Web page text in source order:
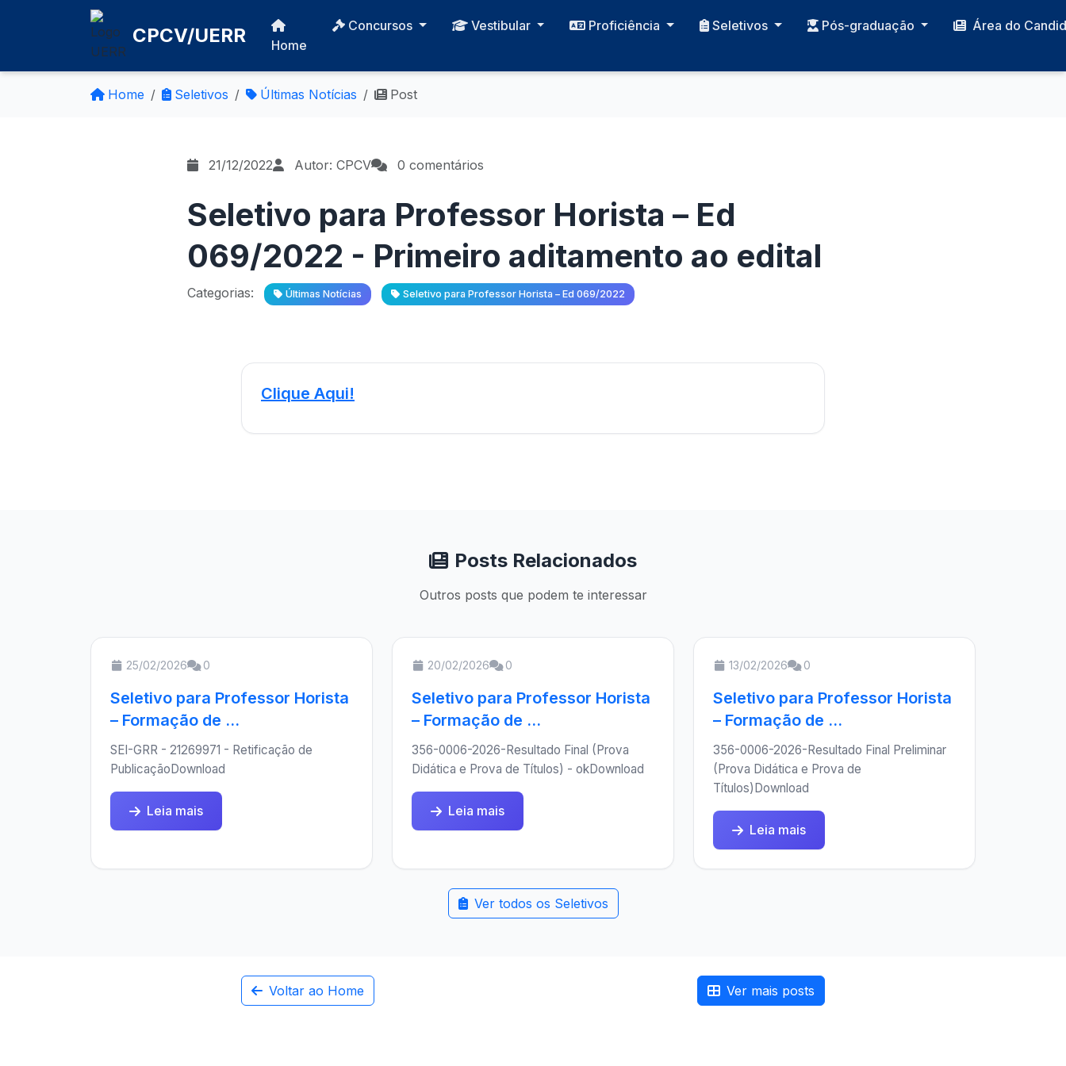
CPCV/UERR Home
Concursos Vestibular Proficiência Seletivos Pós-graduação Área do
Home Seletivos Últimas Notícias Post
21/12/2022 Autor: CPCV 0 comentários
Seletivo para Professor Horista – Ed
069/2022 - Primeiro aditamento ao edital
Categorias: Últimas Notícias Seletivo para Professor Horista – Ed 069/2022
Clique Aqui!
Posts Relacionados
Outros posts que podem te interessar
25/02/2026 0
Seletivo para Professor Horista
– Formação de ...
SEI-GRR - 21269971 - Retificação de
PublicaçãoDownload
Leia mais
20/02/2026 0
Seletivo para Professor Horista
– Formação de ...
356-0006-2026-Resultado Final (Prova
Didática e Prova de Títulos) - okDownload
Leia mais
13/02/2026 0
Seletivo para Professor Horista
– Formação de ...
356-0006-2026-Resultado Final Preliminar
(Prova Didática e Prova de
Títulos)Download
Leia mais
Ver todos os Seletivos
Voltar ao Home Ver mais posts